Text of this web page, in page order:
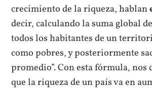
crecimiento de la riqueza, hablan
decir, calculando la suma global
todos los habitantes de un
como pobres, y posteriormente
promedio”. Con esta fórmula, nos
que la riqueza de un país va en